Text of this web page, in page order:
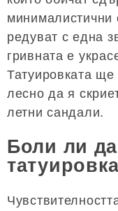
минималистични
редуват с една
гривната е
Татуировката
лесно да я
летни сандали.
Боли ли